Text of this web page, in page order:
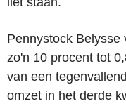
Pennystock Belysse
zo'n 10 procent tot
van een
omzet in het derde